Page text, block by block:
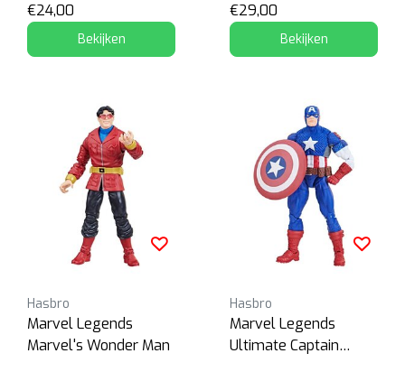
€24,00
Bekijken
€29,00
Bekijken
Hasbro
Marvel Legends
Marvel's Wonder Man
Hasbro
Marvel Legends
Ultimate Captain